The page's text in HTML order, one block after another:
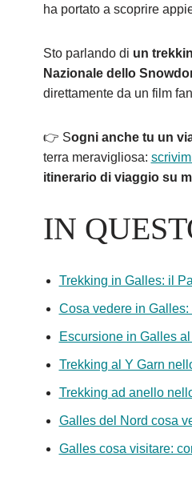
ha portato a scoprire
Sto parlando di un
Nazionale dello
direttamente da un film
👉 Sogni anche tu un
terra meravigliosa:
itinerario di viaggio su
IN
Trekking in Galles: il
Cosa vedere in
Escursione in Galles
Trekking al Y Garn
Trekking ad anello
Galles del Nord cosa
Galles cosa visitare: